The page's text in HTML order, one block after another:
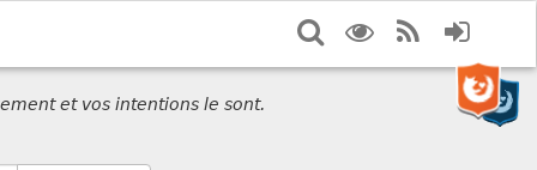
SearchDisplay
RSS
et vos intentions le sont.